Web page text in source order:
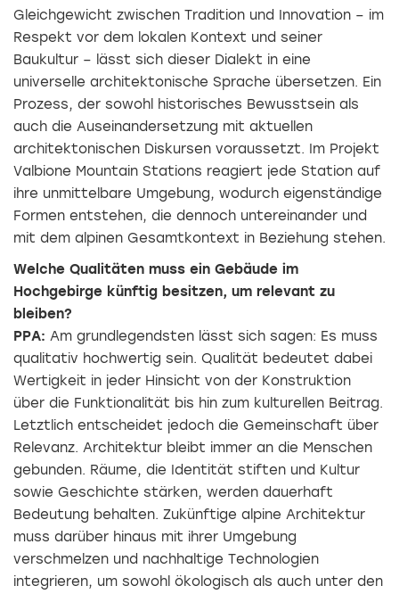
Gleichgewicht zwischen Tradition und Innovation – im
Respekt vor dem lokalen Kontext und seiner
Baukultur – lässt sich dieser Dialekt in eine
universelle architektonische Sprache übersetzen. Ein
Prozess, der sowohl historisches Bewusstsein als
auch die Auseinandersetzung mit aktuellen
architektonischen Diskursen voraussetzt. Im Projekt
Valbione Mountain Stations reagiert jede Station auf
ihre unmittelbare Umgebung, wodurch eigenständige
Formen entstehen, die dennoch untereinander und
mit dem alpinen Gesamtkontext in Beziehung stehen.
Welche Qualitäten muss ein Gebäude im
Hochgebirge künftig besitzen, um relevant zu
bleiben?
PPA: Am grundlegendsten lässt sich sagen: Es muss
qualitativ hochwertig sein. Qualität bedeutet dabei
Wertigkeit in jeder Hinsicht von der Konstruktion
über die Funktionalität bis hin zum kulturellen Beitrag.
Letztlich entscheidet jedoch die Gemeinschaft über
Relevanz. Architektur bleibt immer an die Menschen
gebunden. Räume, die Identität stiften und Kultur
sowie Geschichte stärken, werden dauerhaft
Bedeutung behalten. Zukünftige alpine Architektur
muss darüber hinaus mit ihrer Umgebung
verschmelzen und nachhaltige Technologien
integrieren, um sowohl ökologisch als auch unter den